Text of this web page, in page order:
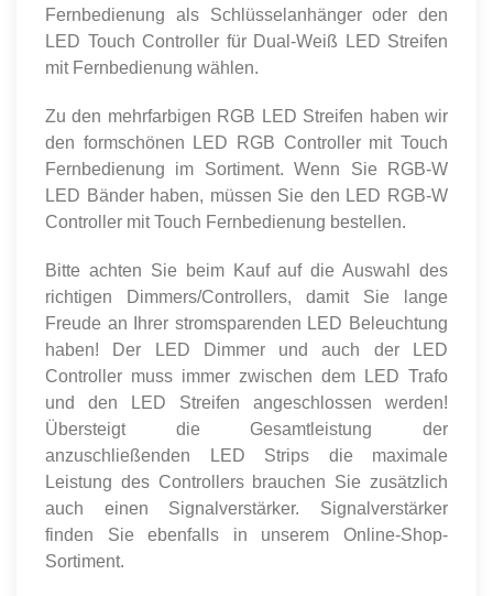
Fernbedienung als Schlüsselanhänger oder den
LED Touch Controller für Dual-Weiß LED Streifen
mit Fernbedienung wählen.
Zu den mehrfarbigen RGB LED Streifen haben wir
den formschönen LED RGB Controller mit Touch
Fernbedienung im Sortiment. Wenn Sie RGB-W
LED Bänder haben, müssen Sie den LED RGB-W
Controller mit Touch Fernbedienung bestellen.
Bitte achten Sie beim Kauf auf die Auswahl des
richtigen Dimmers/Controllers, damit Sie lange
Freude an Ihrer stromsparenden LED Beleuchtung
haben! Der LED Dimmer und auch der LED
Controller muss immer zwischen dem LED Trafo
und den LED Streifen angeschlossen werden!
Übersteigt die Gesamtleistung der
anzuschließenden LED Strips die maximale
Leistung des Controllers brauchen Sie zusätzlich
auch einen Signalverstärker. Signalverstärker
finden Sie ebenfalls in unserem Online-Shop-
Sortiment.